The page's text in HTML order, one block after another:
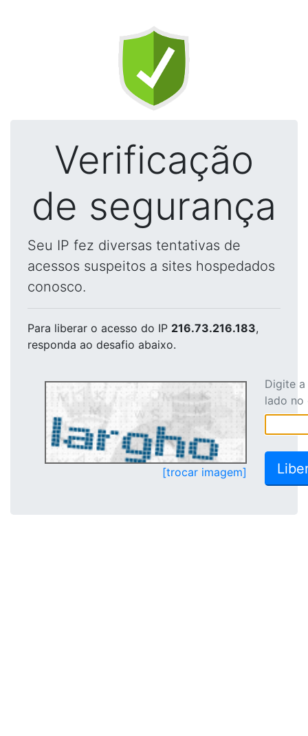
Verificação
de segurança
Seu IP fez diversas tentativas de
acessos suspeitos a sites hospedados
conosco.
Para liberar o acesso do IP 216.73.216.183,
responda ao desafio abaixo.
[trocar imagem]
Digite
lado no